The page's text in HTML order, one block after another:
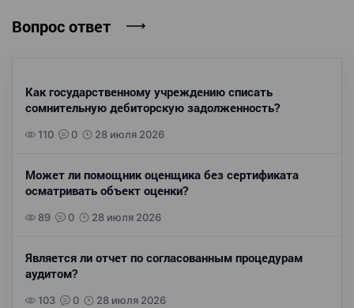
Вопрос ответ
Как государственному учреждению списать
сомнительную дебиторскую задолженность?
110 0 28 июля 2026
Может ли помощник оценщика без сертификата
осматривать объект оценки?
89 0 28 июля 2026
Является ли отчет по согласованным процедурам
аудитом?
103 0 28 июля 2026